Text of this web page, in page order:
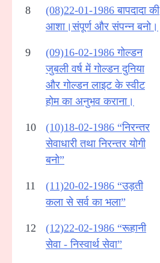
8
(08)22-01-1986 बापदादा की
आशा।संपूर्ण और संपन्न बनो।
9
(09)16-02-1986 गोल्डन
जुबली वर्ष में गोल्डन दुनिया
और गोल्डन लाइट के स्वीट
होम का अनुभव कराना।
10
(10)18-02-1986 “निरन्तर
सेवाधारी तथा निरन्तर योगी
बनो”
11
(11)20-02-1986 “उड़ती
कला से सर्व का भला”
12
(12)22-02-1986 “रूहानी
सेवा - निस्वार्थ सेवा”